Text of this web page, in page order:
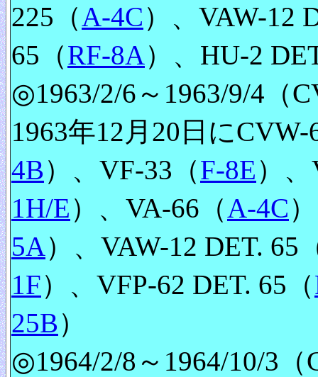
225（A-4C）、VAW-12
65（RF-8A）、HU-2
◎1963/2/6～1963/9/4（
1963年12月20日に
4B）、VF-33（F-8E）
1H/E）、VA-66（A-4C
5A）、VAW-12 DET. 65
1F）、VFP-62 DET. 65（
25B）
◎1964/2/8～1964/10/3（